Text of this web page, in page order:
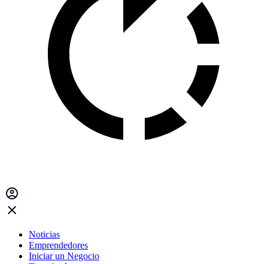
Noticias
Emprendedores
Iniciar un Negocio